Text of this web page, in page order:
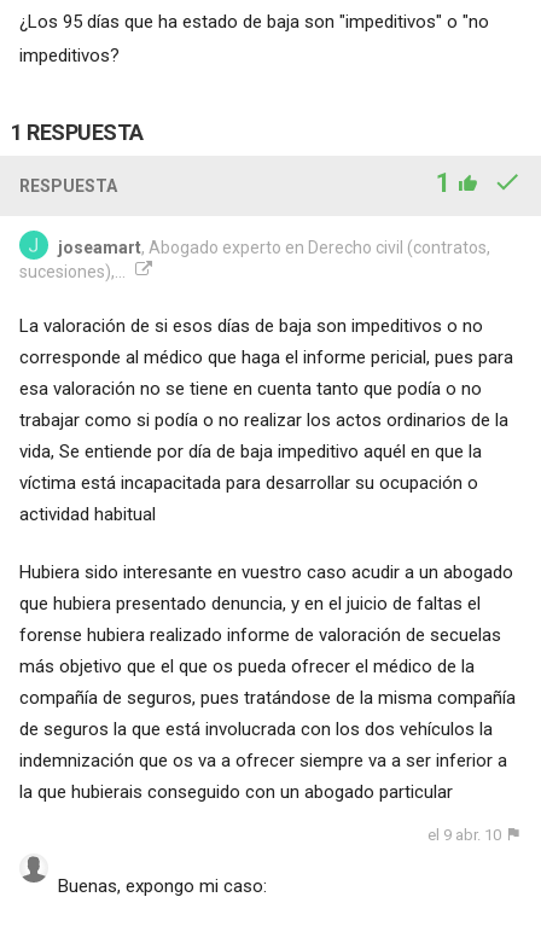
¿Los 95 días que ha estado de baja son "impeditivos" o "no
impeditivos?
1 RESPUESTA
RESPUESTA 1
joseamart, Abogado experto en Derecho civil (contratos,
sucesiones),...
La valoración de si esos días de baja son impeditivos o no
corresponde al médico que haga el informe pericial, pues para
esa valoración no se tiene en cuenta tanto que podía o no
trabajar como si podía o no realizar los actos ordinarios de la
vida, Se entiende por día de baja impeditivo aquél en que la
víctima está incapacitada para desarrollar su ocupación o
actividad habitual
Hubiera sido interesante en vuestro caso acudir a un abogado
que hubiera presentado denuncia, y en el juicio de faltas el
forense hubiera realizado informe de valoración de secuelas
más objetivo que el que os pueda ofrecer el médico de la
compañía de seguros, pues tratándose de la misma compañía
de seguros la que está involucrada con los dos vehículos la
indemnización que os va a ofrecer siempre va a ser inferior a
la que hubierais conseguido con un abogado particular
el 9 abr. 10
Buenas, expongo mi caso: